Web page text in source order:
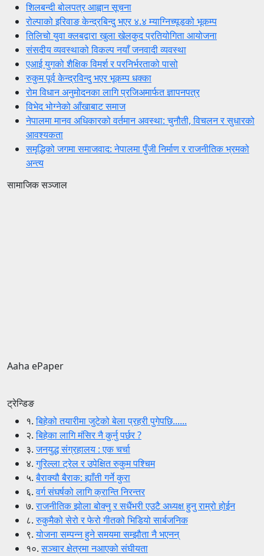
शिलबन्दी बोलपत्र आह्वान सूचना
रोल्पाको इरिवाङ केन्द्रबिन्दु भएर ४.४ म्याग्निच्यूडको भूकम्प
तिलिचो युवा क्लबद्वारा खुला खेलकुद प्रतियोगिता आयोजना
संसदीय व्यवस्थाको विकल्प नयाँ जनवादी व्यवस्था
एआई युगको शैक्षिक विमर्श र परनिर्भरताको पासो
रुकुम पूर्व केन्द्रविन्दु भएर भूकम्प धक्का
रोम विधान अनुमोदनका लागि प्रजिअमार्फत ज्ञापनपत्र
विभेद भोग्नेको आँखाबाट समाज
नेपालमा मानव अधिकारको वर्तमान अवस्था: चुनौती, विचलन र सुधारको
आवश्यकता
समृद्धिको जगमा समाजवाद: नेपालमा पुँजी निर्माण र राजनीतिक भ्रमको
अन्त्य
सामाजिक सञ्जाल
Aaha ePaper
ट्रेन्डिङ
१.बिहेको तयारीमा जुटेको बेला प्रहरी पुगेपछि......
२.बिहेका लागि मंसिर नै कुर्नु पर्छर ?
३.जनयुद्ध संग्रहालय : एक चर्चा
४.गुरिल्ला ट्रेल र उपेक्षित रुकुम पश्चिम
५.बैराक्यौ बैराक: ह्याँती गर्ने कुरा
६.वर्ग संघर्षको लागि क्रान्ति निरन्तर
७.राजनीतिक झोला बोक्नु र सधैंभरी एउटै अध्यक्ष हुनु राम्रो होईन
८.रुकुमैको सेरो र फेरो गीतको भिडियो सार्बजनिक
९.योजना सम्पन्न हुने समयमा सम्झौता नै भएनन्
१०.सञ्चार क्षेत्रमा नआएको संघीयता